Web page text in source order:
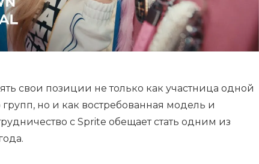
свои позиции не только как участница одной
но и как востребованная модель и
с Sprite обещает стать одним из